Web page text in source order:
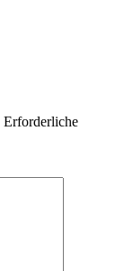
Erforderliche